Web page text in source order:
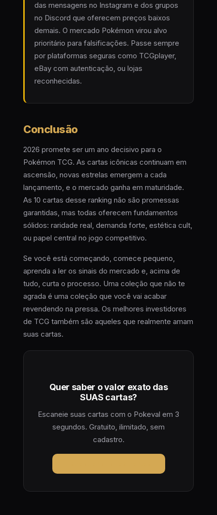
das mensagens no Instagram e dos grupos
no Discord que oferecem preços baixos
demais. O mercado Pokémon virou alvo
prioritário para falsificações. Passe sempre
por plataformas seguras como TCGplayer,
eBay com autenticação, ou lojas
reconhecidas.
Conclusão
2026 promete ser um ano decisivo para o
Pokémon TCG. As cartas icônicas continuam em
ascensão, novas estrelas emergem a cada
lançamento, e o mercado ganha em maturidade.
As 10 cartas desse ranking não são promessas
garantidas, mas todas oferecem fundamentos
sólidos: raridade real, demanda forte, estética cult,
ou papel central no jogo competitivo.
Se você está começando, comece pequeno,
aprenda a ler os sinais do mercado e, acima de
tudo, curta o processo. Uma coleção que não te
agrada é uma coleção que você vai acabar
revendendo na pressa. Os melhores investidores
de TCG também são aqueles que realmente amam
suas cartas.
Quer saber o valor exato das
SUAS cartas?
Escaneie suas cartas com o Pokeval em 3
segundos. Gratuito, ilimitado, sem
cadastro.